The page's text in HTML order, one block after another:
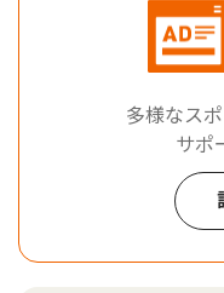
多様なス
サポ